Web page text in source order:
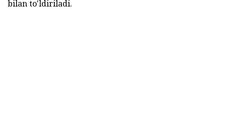
bilan to'ldiriladi.